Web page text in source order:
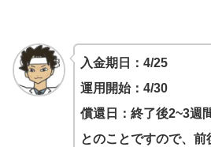
入金期日：4/25
運用開始：4/30
償還日：終了後2~3週
とのことですので、前